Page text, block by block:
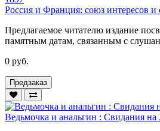
Россия и Франция: союз интересов и
Предлагаемое читателю издание
памятным датам, связанным с
0 руб.
Предзаказ
Ведьмочка и анальгин : Свидания